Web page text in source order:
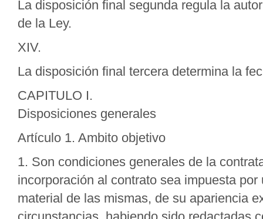
La disposición final segunda regula la
de la Ley.
XIV.
La disposición final tercera determina la
CAPITULO I.
Disposiciones generales
Artículo 1. Ambito objetivo
1. Son condiciones generales de la
incorporación al contrato sea impuesta
material de las mismas, de su apariencia